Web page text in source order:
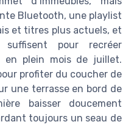
Bluetooth, une playlist
et titres plus actuels, et
suffisent pour recréer
en plein mois de juillet.
profiter du coucher de
une terrasse en bord de
baisser doucement
toujours un seau de